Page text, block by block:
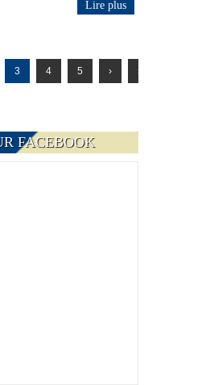
Lire plus
3 4 5 › »
FACEBOOK